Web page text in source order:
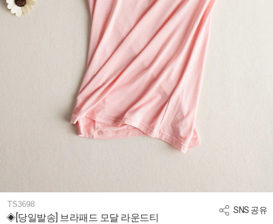
SNS 공유
TS3698
◈[당일발송] 브라패드 모달 라운드티